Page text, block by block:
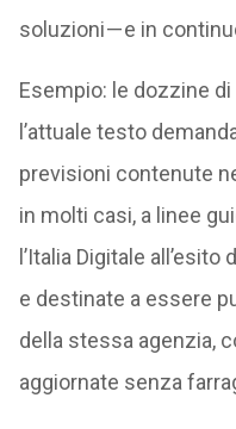
soluzioni — e in
Esempio: le dozzine
l’attuale testo
previsioni contenute
in molti casi, a linee
l’Italia Digitale
e destinate a essere
della stessa agenzia,
aggiornate senza